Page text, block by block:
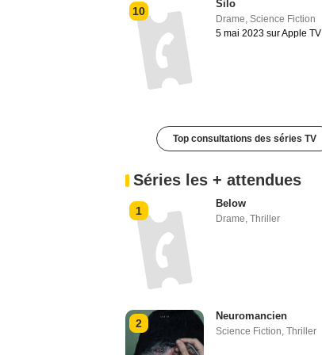
10
Silo
Drame, Science Fiction
5 mai 2023 sur Apple TV
Top consultations des séries TV
Séries les + attendues
1
Below
Drame, Thriller
2
Neuromancien
Science Fiction, Thriller